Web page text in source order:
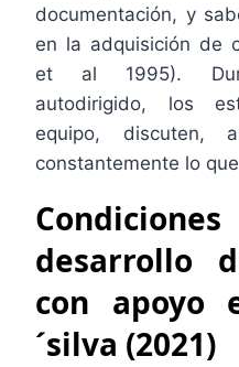
documentación, y
en la adquisición de
et al 1995).
autodirigido, los
equipo, discuten,
constantemente lo
desarrollo
con apoyo
´silva (2021)